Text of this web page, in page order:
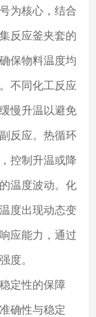
为核心，结合
反应釜夹套的
保物料温度均
不同化工反应
慢升温以避免
反应。热循环
控制升温或降
温度波动。化
度出现动态变
应能力，通过
度。
定性的保障
确性与稳定